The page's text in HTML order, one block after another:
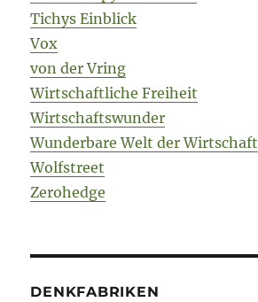
Tichys Einblick
Vox
von der Vring
Wirtschaftliche Freiheit
Wirtschaftswunder
Wunderbare Welt der Wirtschaft
Wolfstreet
Zerohedge
DENKFABRIKEN